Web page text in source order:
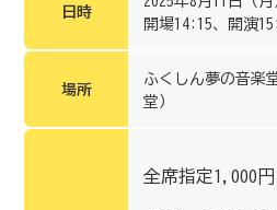
日時
開場14:15、開演
場所
ふくしん夢の音楽
堂）
全席指定1,000円